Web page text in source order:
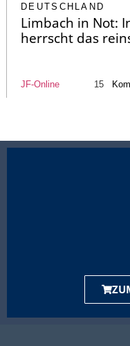
DEUTSCHLAND
Limbach in Not:
herrscht das
JF-Online 15